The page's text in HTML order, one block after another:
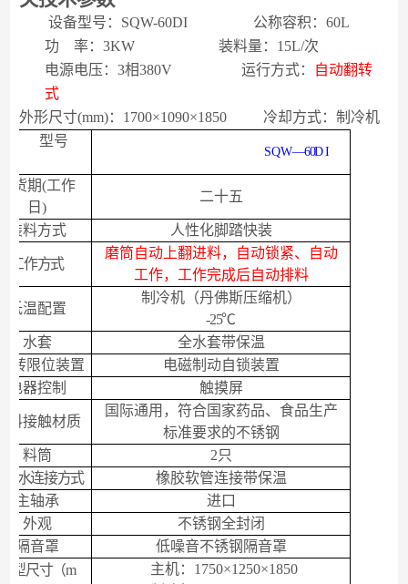
设备型号： SQW-60DI 公称容积： 60L
功
率：3KW 装料量： 15L/次
电源电压：3相380V 运行方式：
自动翻转
式
外形尺寸(mm)： 1700×1090×1850
冷却方式：制冷机
型号
SQW—60D I
货期(工作
日)
二十五
装料方式 人性化脚踏快装
工作方式
磨筒自动上翻进料，自动锁紧、自动
工作，工作完成后自动排料
低温配置
制冷机（丹佛斯压缩机）
-25℃
水套
全水套带保温
转限位装置
电磁制动自锁装置
电器控制
触摸屏
料接触材质
国际通用，符合国家药品、食品生产
标准要求的不锈钢
料筒
2只
却水连接方式
橡胶软管连接带保温
主轴承
进口
外观
不锈钢全封闭
隔音罩
低噪音不锈钢隔音罩
型尺寸（m
主机： 1750×1250×1850